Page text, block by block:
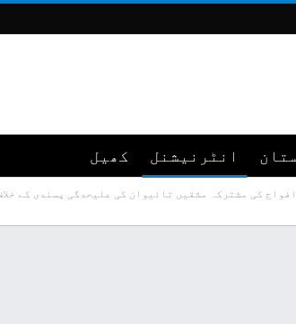
انٹرنیشنل کھیل
کی مشترکہ مشقیں تائیوان کی علیحدگی پسندی کے